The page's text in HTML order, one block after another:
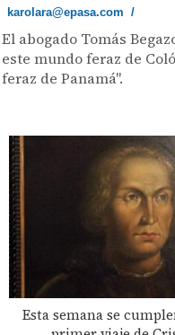
karolara@epasa.com /
El abogado Tomás
este mundo feraz de
feraz de Panamá".
Esta semana se